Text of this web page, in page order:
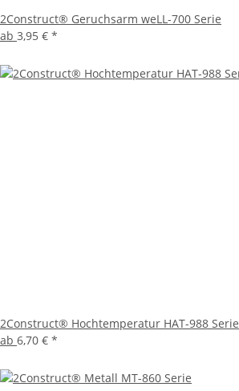
2Construct® Geruchsarm weLL-700 Serie
ab 3,95 € *
2Construct® Hochtemperatur HAT-988 Serie
ab 6,70 € *